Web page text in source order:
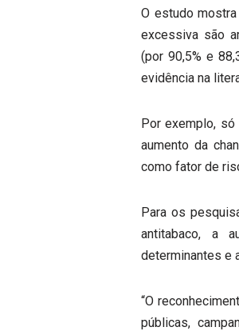
O estudo
excessiva são
(por 90,5% e
evidência na
Por exemplo, só
aumento da
como fator de
Para os
antitabaco, a
determinantes e
“O
públicas,